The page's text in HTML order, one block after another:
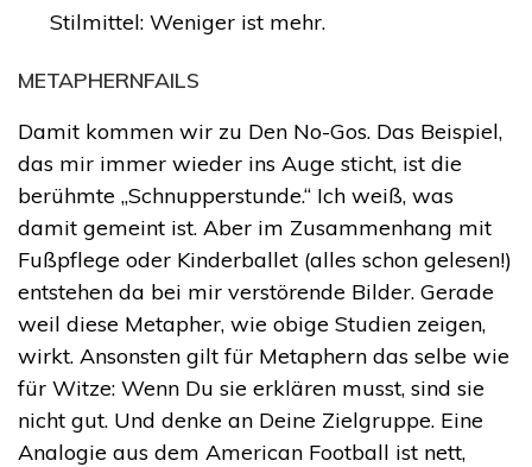
Stilmittel: Weniger ist mehr.
METAPHERNFAILS
Damit kommen wir zu Den No-Gos. Das Beispiel,
das mir immer wieder ins Auge sticht, ist die
berühmte „Schnupperstunde.“ Ich weiß, was
damit gemeint ist. Aber im Zusammenhang mit
Fußpflege oder Kinderballet (alles schon gelesen!)
entstehen da bei mir verstörende Bilder. Gerade
weil diese Metapher, wie obige Studien zeigen,
wirkt. Ansonsten gilt für Metaphern das selbe wie
für Witze: Wenn Du sie erklären musst, sind sie
nicht gut. Und denke an Deine Zielgruppe. Eine
Analogie aus dem American Football ist nett,